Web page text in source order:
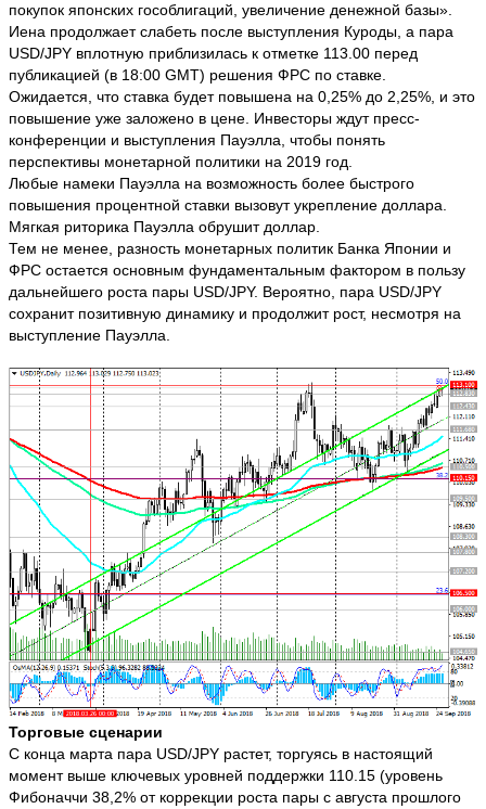
покупок японских гособлигаций, увеличение денежной базы».
Иена продолжает слабеть после выступления Куроды, а пара
USD/JPY вплотную приблизилась к отметке 113.00 перед
публикацией (в 18:00 GMT) решения ФРС по ставке.
Ожидается, что ставка будет повышена на 0,25% до 2,25%, и это
повышение уже заложено в цене. Инвесторы ждут пресс-
конференции и выступления Пауэлла, чтобы понять
перспективы монетарной политики на 2019 год.
Любые намеки Пауэлла на возможность более быстрого
повышения процентной ставки вызовут укрепление доллара.
Мягкая риторика Пауэлла обрушит доллар.
Тем не менее, разность монетарных политик Банка Японии и
ФРС остается основным фундаментальным фактором в пользу
дальнейшего роста пары USD/JPY. Вероятно, пара USD/JPY
сохранит позитивную динамику и продолжит рост, несмотря на
выступление Пауэлла.
Торговые сценарии
С конца марта пара USD/JPY растет, торгуясь в настоящий
момент выше ключевых уровней поддержки 110.15 (уровень
Фибоначчи 38,2% от коррекции роста пары с августа прошлого